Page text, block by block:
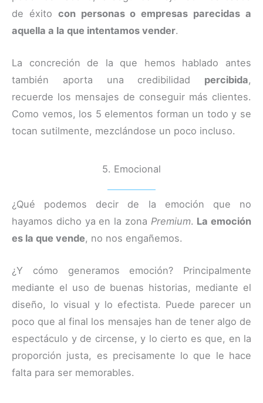
de éxito con personas o empresas parecidas a
aquella a la que intentamos vender.
La concreción de la que hemos hablado antes
también aporta una credibilidad percibida,
recuerde los mensajes de conseguir más clientes.
Como vemos, los 5 elementos forman un todo y se
tocan sutilmente, mezclándose un poco incluso.
5. Emocional
¿Qué podemos decir de la emoción que no
hayamos dicho ya en la zona Premium. La emoción
es la que vende, no nos engañemos.
¿Y cómo generamos emoción? Principalmente
mediante el uso de buenas historias, mediante el
diseño, lo visual y lo efectista. Puede parecer un
poco que al final los mensajes han de tener algo de
espectáculo y de circense, y lo cierto es que, en la
proporción justa, es precisamente lo que le hace
falta para ser memorables.